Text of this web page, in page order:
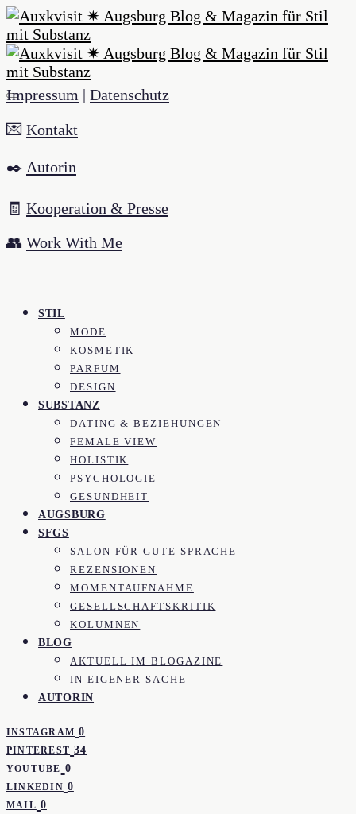
Impressum | Datenschutz
💌 Kontakt
✒️ Autorin
🧾 Kooperation & Presse
👥 Work With Me
STIL
MODE
KOSMETIK
PARFUM
DESIGN
SUBSTANZ
DATING & BEZIEHUNGEN
FEMALE VIEW
HOLISTIK
PSYCHOLOGIE
GESUNDHEIT
AUGSBURG
SFGS
SALON FÜR GUTE SPRACHE
REZENSIONEN
MOMENTAUFNAHME
GESELLSCHAFTSKRITIK
KOLUMNEN
BLOG
AKTUELL IM BLOGAZINE
IN EIGENER SACHE
AUTORIN
INSTAGRAM 0
PINTEREST 34
YOUTUBE 0
LINKEDIN 0
MAIL 0